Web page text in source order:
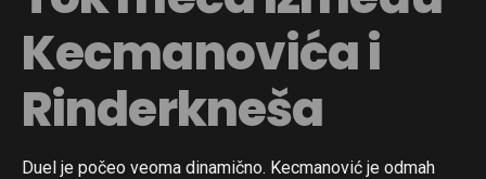
Kecmanovića i
Rinderkneša
Duel je počeo veoma dinamično. Kecmanović je odmah